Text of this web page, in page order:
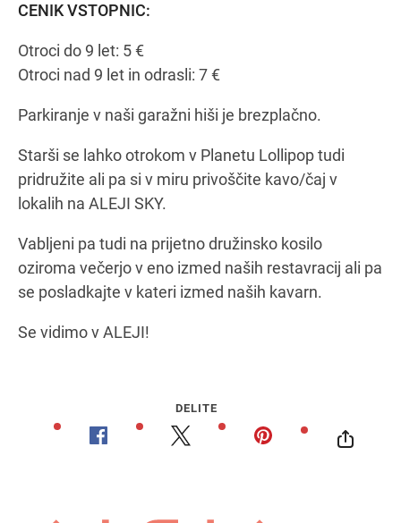
CENIK VSTOPNIC:
Otroci do 9 let: 5 €
Otroci nad 9 let in odrasli: 7 €
Parkiranje v naši garažni hiši je brezplačno.
Starši se lahko otrokom v Planetu Lollipop tudi
pridružite ali pa si v miru privoščite kavo/čaj v
lokalih na ALEJI SKY.
Vabljeni pa tudi na prijetno družinsko kosilo
oziroma večerjo v eno izmed naših restavracij ali pa
se posladkajte v kateri izmed naših kavarn.
Se vidimo v ALEJI!
DELITE